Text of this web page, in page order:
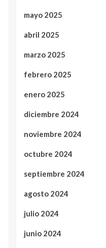
mayo 2025
abril 2025
marzo 2025
febrero 2025
enero 2025
diciembre 2024
noviembre 2024
octubre 2024
septiembre 2024
agosto 2024
julio 2024
junio 2024